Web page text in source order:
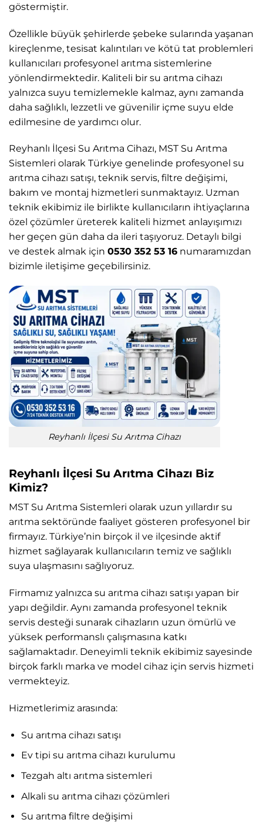
göstermiştir.
Özellikle büyük şehirlerde şebeke sularında yaşanan
kireçlenme, tesisat kalıntıları ve kötü tat problemleri
kullanıcıları profesyonel arıtma sistemlerine
yönlendirmektedir. Kaliteli bir su arıtma cihazı
yalnızca suyu temizlemekle kalmaz, aynı zamanda
daha sağlıklı, lezzetli ve güvenilir içme suyu elde
edilmesine de yardımcı olur.
Reyhanlı İlçesi Su Arıtma Cihazı, MST Su Arıtma
Sistemleri olarak Türkiye genelinde profesyonel su
arıtma cihazı satışı, teknik servis, filtre değişimi,
bakım ve montaj hizmetleri sunmaktayız. Uzman
teknik ekibimiz ile birlikte kullanıcıların ihtiyaçlarına
özel çözümler üreterek kaliteli hizmet anlayışımızı
her geçen gün daha da ileri taşıyoruz. Detaylı bilgi
ve destek almak için 0530 352 53 16 numaramızdan
bizimle iletişime geçebilirsiniz.
Reyhanlı İlçesi Su Arıtma Cihazı
Reyhanlı İlçesi Su Arıtma Cihazı Biz
Kimiz?
MST Su Arıtma Sistemleri olarak uzun yıllardır su
arıtma sektöründe faaliyet gösteren profesyonel bir
firmayız. Türkiye’nin birçok il ve ilçesinde aktif
hizmet sağlayarak kullanıcıların temiz ve sağlıklı
suya ulaşmasını sağlıyoruz.
Firmamız yalnızca su arıtma cihazı satışı yapan bir
yapı değildir. Aynı zamanda profesyonel teknik
servis desteği sunarak cihazların uzun ömürlü ve
yüksek performanslı çalışmasına katkı
sağlamaktadır. Deneyimli teknik ekibimiz sayesinde
birçok farklı marka ve model cihaz için servis hizmeti
vermekteyiz.
Hizmetlerimiz arasında:
Su arıtma cihazı satışı
Ev tipi su arıtma cihazı kurulumu
Tezgah altı arıtma sistemleri
Alkali su arıtma cihazı çözümleri
Su arıtma filtre değişimi